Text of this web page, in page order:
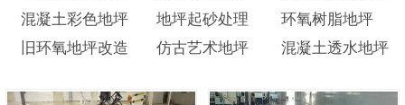
混凝土彩色地坪
地坪起砂处理
环氧树脂地坪
旧环氧地坪改造
仿古艺术地坪 混凝土透水地坪